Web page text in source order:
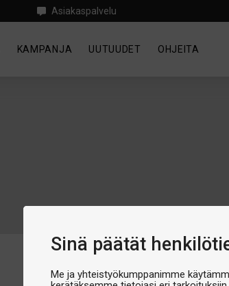
Sinä päätät
Me ja yhteistyökumppanimme
Asiakaspalvelu
KAMPANJA UUTUUDET OHJEITA